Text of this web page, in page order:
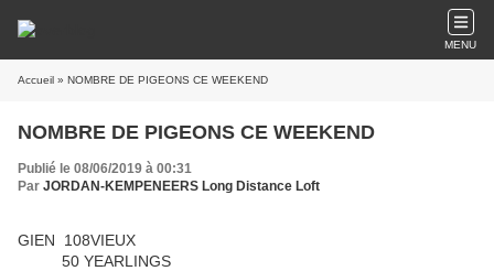
MENU
Accueil » NOMBRE DE PIGEONS CE WEEKEND
NOMBRE DE PIGEONS CE WEEKEND
Publié le 08/06/2019 à 00:31
Par JORDAN-KEMPENEERS Long Distance Loft
GIEN 108VIEUX
50 YEARLINGS